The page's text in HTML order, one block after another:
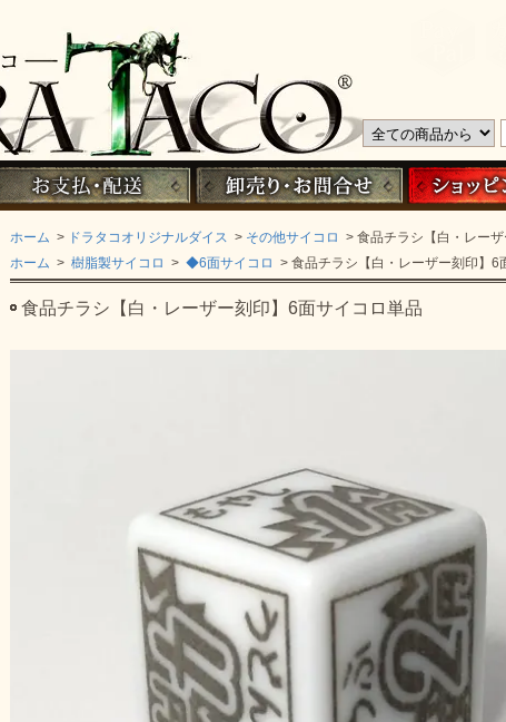
ホーム > ドラタコオリジナルダイス > その他サイコロ > 食品チラシ【白・レー
ホーム > 樹脂製サイコロ > ◆6面サイコロ > 食品チラシ【白・レーザー刻印】6
食品チラシ【白・レーザー刻印】6面サイコロ単品